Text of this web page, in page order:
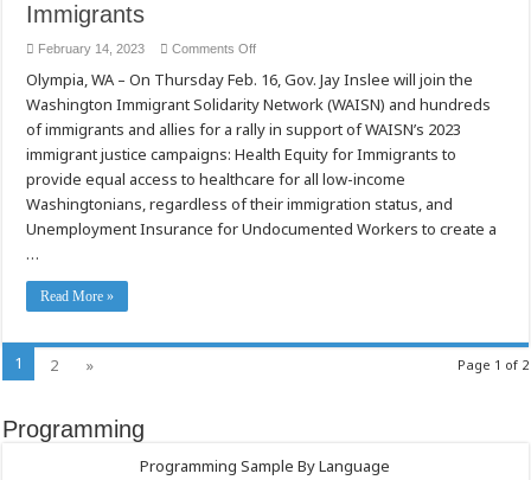
Immigrants
February 14, 2023 Comments Offon
Inslee
Joins
WAISN
Advocates
in
Olympia
to
Demand
WA
Fund
Olympia, WA – On Thursday Feb. 16, Gov. Jay Inslee will join the
Washington Immigrant Solidarity Network (WAISN) and hundreds
of immigrants and allies for a rally in support of WAISN’s 2023
immigrant justice campaigns: Health Equity for Immigrants to
provide equal access to healthcare for all low-income
Washingtonians, regardless of their immigration status, and
Unemployment Insurance for Undocumented Workers to create a
…
Read More »
Page 1 of 2
1 2 »
Programming
Programming Sample By Language